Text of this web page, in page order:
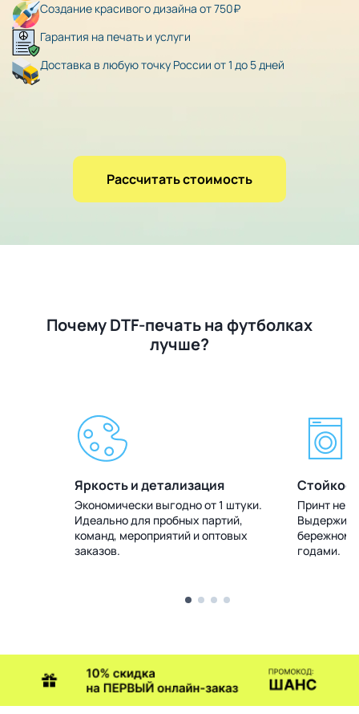
Создание красивого дизайна от 750₽
Гарантия на печать и услуги
Доставка в любую точку России от 1 до 5 дней
Рассчитать стоимость
Почему DTF-печать на футболках
лучше?
Яркость и детализация
Экономически выгодно от 1 штуки.
Идеально для пробных партий,
команд, мероприятий и оптовых
заказов.
Принт не
бережном
годами.